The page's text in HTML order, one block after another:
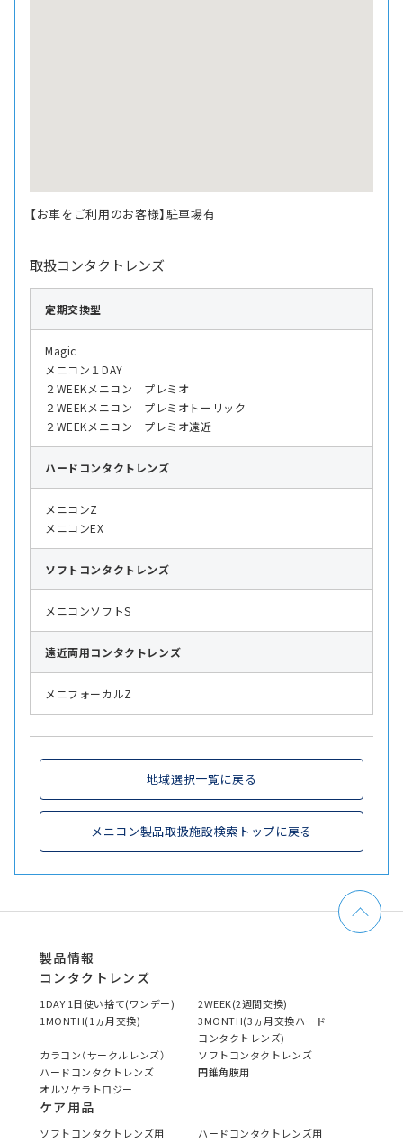
【お車をご利用のお客様】駐車場有
取扱コンタクトレンズ
定期交換型
Magic
メニコン１DAY
２WEEKメニコン プレミオ
２WEEKメニコン プレミオトーリック
２WEEKメニコン プレミオ遠近
ハード コンタクトレンズ
メニコンZ
メニコンEX
ソフト コンタクトレンズ
メニコンソフトS
遠近両用コンタクトレンズ
メニフォーカルZ
地域選択一覧に戻る
メニコン製品取扱施設検索トップに戻る
製品情報
コンタクトレンズ
1DAY 1日使い捨て(ワンデー)
2WEEK(2週間交換)
1MONTH(1ヵ月交換)
3MONTH(3ヵ月交換ハード
コンタクトレンズ)
カラコン（サークルレンズ）
ソフトコンタクトレンズ
ハードコンタクトレンズ
円錐角膜用
オルソケラトロジー
ケア用品
ソフトコンタクトレンズ用
ハードコンタクトレンズ用